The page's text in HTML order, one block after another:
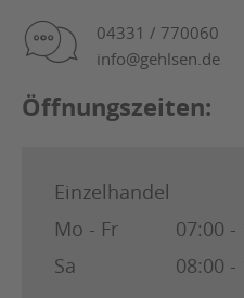
04331 / 770060
info@gehlsen.de
Öffnungszeiten:
Einzelhandel
Mo - Fr
07:00 -
Sa
08:00 -